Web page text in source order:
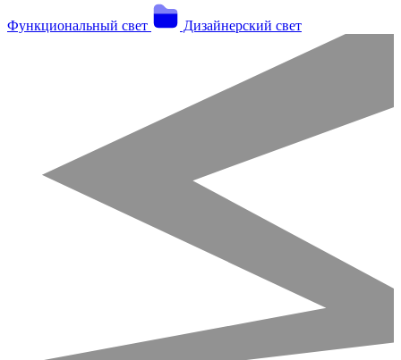
Функциональный свет Дизайнерский свет